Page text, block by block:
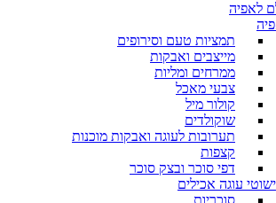
לאפיה
תמציות טעם וסירופים
מייצבים ואבקות
ממרחים ומליות
צבעי מאכל
קולור מיל
שוקולדים
תערובות לעוגה ואבקות מוכנות
קצפות
דפי סוכר ובצק סוכר
עוגה אכילים